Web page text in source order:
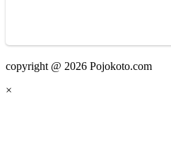
copyright @ 2026 Pojokoto.com
×